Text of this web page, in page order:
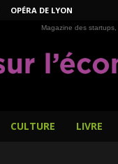
OPÉRA DE LYON
Magazine des
CULTURE LIVRE